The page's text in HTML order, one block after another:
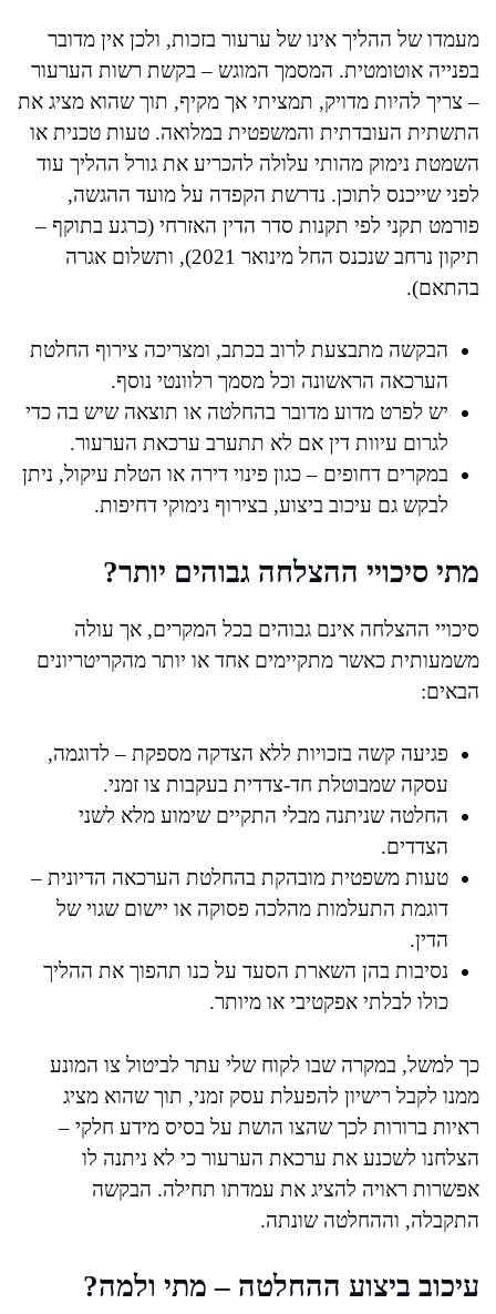
מעמדו של ההליך אינו של ערעור בזכות, ולכן אין מדובר
בפנייה אוטומטית. המסמך המוגש – בקשת רשות הערעור
– צריך להיות מדויק, תמציתי אך מקיף, תוך שהוא מציג את
התשתית העובדתית והמשפטית במלואה. טעות טכנית או
השמטת נימוק מהותי עלולה להכריע את גורל ההליך עוד
לפני שייכנס לתוכן. נדרשת הקפדה על מועד ההגשה,
פורמט תקני לפי תקנות סדר הדין האזרחי (כרגע בתוקף –
תיקון נרחב שנכנס החל מינואר 2021), ותשלום אגרה
בהתאם).
הבקשה מתבצעת לרוב בכתב, ומצריכה צירוף החלטת
הערכאה הראשונה וכל מסמך רלוונטי נוסף.
יש לפרט מדוע מדובר בהחלטה או תוצאה שיש בה כדי
לגרום עיוות דין אם לא תתערב ערכאת הערעור.
במקרים דחופים – כגון פינוי דירה או הטלת עיקול, ניתן
לבקש גם עיכוב ביצוע, בצירוף נימוקי דחיפות.
מתי סיכויי ההצלחה גבוהים יותר?
סיכויי ההצלחה אינם גבוהים בכל המקרים, אך עולה
משמעותית כאשר מתקיימים אחד או יותר מהקריטריונים
הבאים:
פגיעה קשה בזכויות ללא הצדקה מספקת – לדוגמה,
עסקה שמבוטלת חד-צדדית בעקבות צו זמני.
החלטה שניתנה מבלי התקיים שימוע מלא לשני
הצדדים.
טעות משפטית מובהקת בהחלטת הערכאה הדיונית –
דוגמת התעלמות מהלכה פסוקה או יישום שגוי של
הדין.
נסיבות בהן השארת הסעד על כנו תהפוך את ההליך
כולו לבלתי אפקטיבי או מיותר.
כך למשל, במקרה שבו לקוח שלי עתר לביטול צו המונע
ממנו לקבל רישיון להפעלת עסק זמני, תוך שהוא מציג
ראיות ברורות לכך שהצו הושת על בסיס מידע חלקי –
הצלחנו לשכנע את ערכאת הערעור כי לא ניתנה לו
אפשרות ראויה להציג את עמדתו תחילה. הבקשה
התקבלה, וההחלטה שונתה.
עיכוב ביצוע ההחלטה – מתי ולמה?